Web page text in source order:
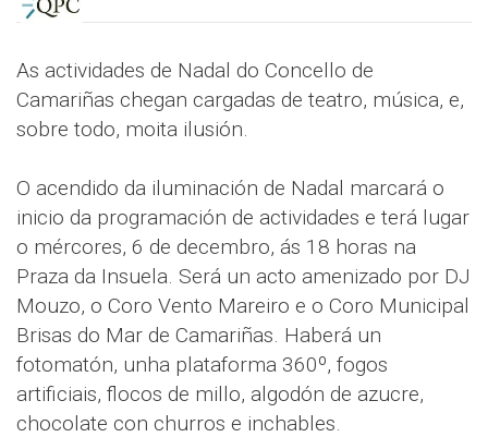
As actividades de Nadal do Concello de
Camariñas chegan cargadas de teatro, música, e,
sobre todo, moita ilusión.
O acendido da iluminación de Nadal marcará o
inicio da programación de actividades e terá lugar
o mércores, 6 de decembro, ás 18 horas na
Praza da Insuela. Será un acto amenizado por DJ
Mouzo, o Coro Vento Mareiro e o Coro Municipal
Brisas do Mar de Camariñas. Haberá un
fotomatón, unha plataforma 360º, fogos
artificiais, flocos de millo, algodón de azucre,
chocolate con churros e inchables.